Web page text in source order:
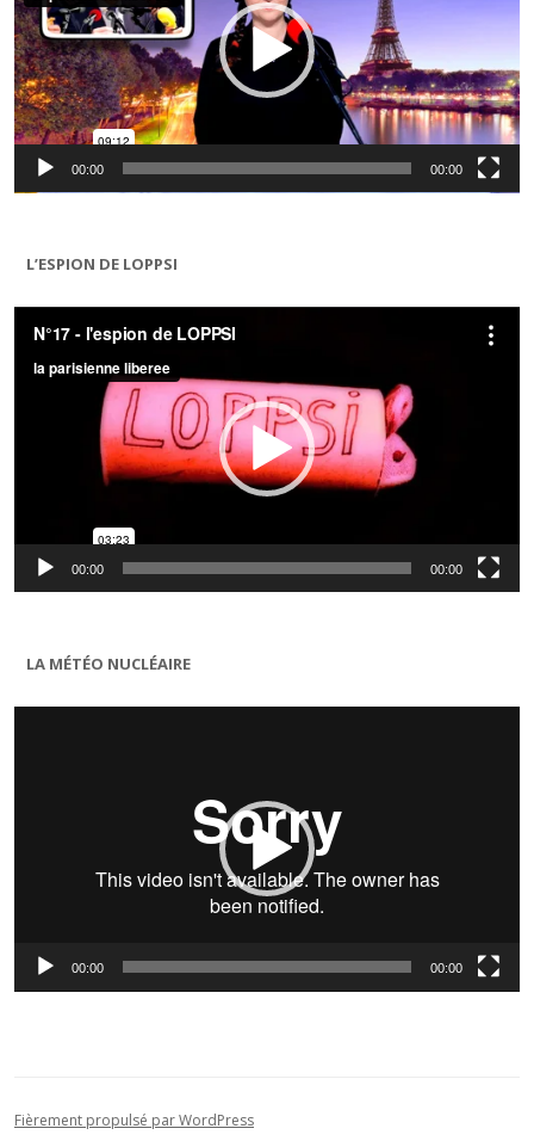
00:00 00:00
L’ESPION DE LOPPSI
Lecteur
vidéo
00:00 00:00
LA MÉTÉO NUCLÉAIRE
Lecteur
00:00 00:00
Fièrement propulsé par WordPress